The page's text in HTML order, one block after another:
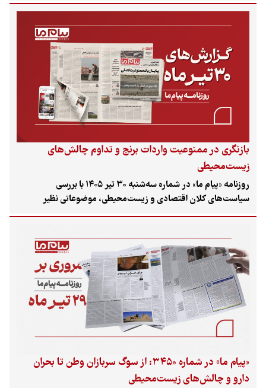
بازنگری در ممنوعیت واردات برنج و تداوم چالش‌های
زیست‌محیطی
روزنامه «پیام ما» در شماره سه‌شنبه ۳۰ تیر ۱۴۰۵ با بررسی
سیاست‌های کلان اقتصادی و زیست‌محیطی، موضوعاتی نظیر
بازنگری در ممنوعیت فصلی واردات برنج، وضعیت یوزپلنگ آسیایی
کانون توجه خود قرار داده است.
«پیام ما» در شماره ۳۴۵۰: از سوگ سربازان وطن تا بحران
دارو و چالش‌های زیست‌محیطی